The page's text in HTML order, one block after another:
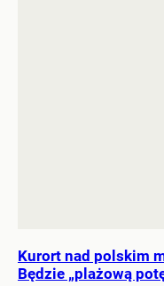
Kurort nad polskim
Będzie „plażową